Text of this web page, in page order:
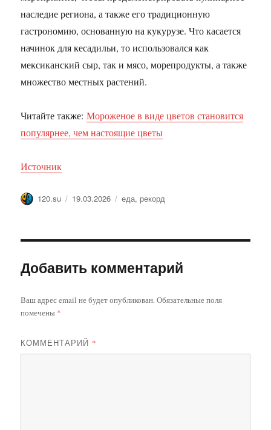
наследие региона, а также его традиционную
гастрономию, основанную на кукурузе. Что касается
начинок для кесадильи, то использовался как
мексиканский сыр, так и мясо, морепродукты, а также
множество местных растений.
Читайте также:Мороженое в виде цветов становится
популярнее, чем настоящие цветы
Источник
Автор
120.su Опубликовано
19.03.2026 Метки
еда, рекорд
Добавить комментарий
Ваш адрес email не будет опубликован.Обязательные поля
помечены *
КОММЕНТАРИЙ *